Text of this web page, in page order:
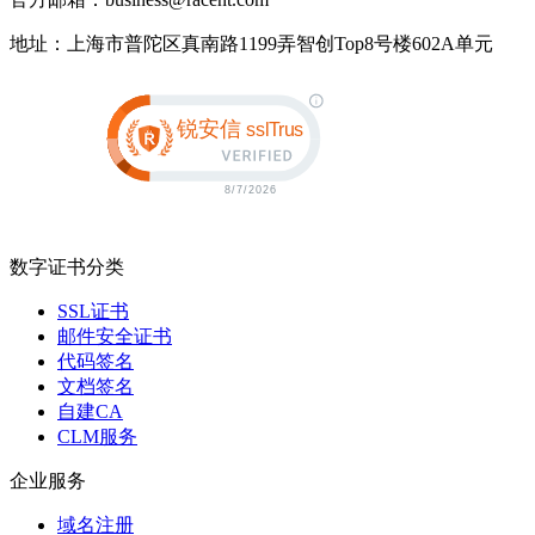
地址：上海市普陀区真南路1199弄智创Top8号楼602A单元
数字证书分类
SSL证书
邮件安全证书
代码签名
文档签名
自建CA
CLM服务
企业服务
域名注册